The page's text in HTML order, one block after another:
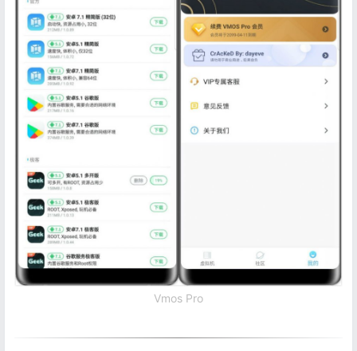
Vmos Pro